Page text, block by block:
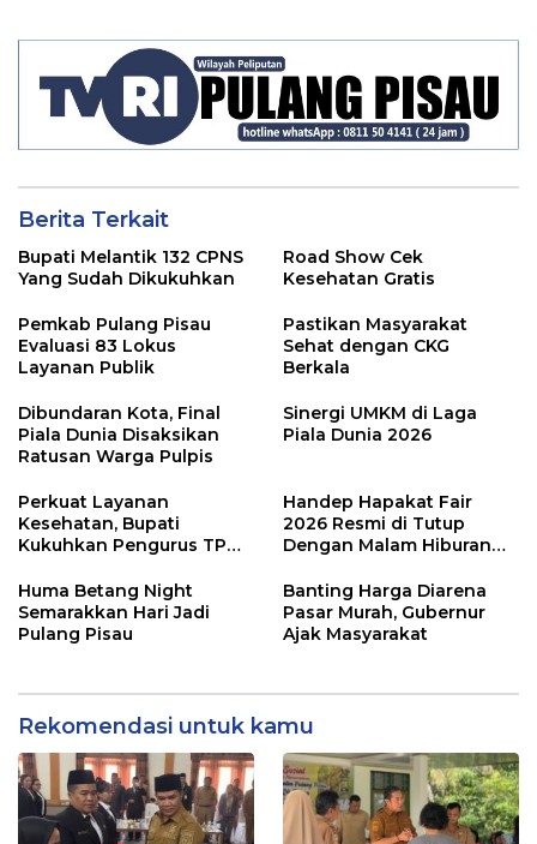
Berita Terkait
Bupati Melantik 132 CPNS
Yang Sudah Dikukuhkan
Road Show Cek
Kesehatan Gratis
Pemkab Pulang Pisau
Evaluasi 83 Lokus
Layanan Publik
Pastikan Masyarakat
Sehat dengan CKG
Berkala
Dibundaran Kota, Final
Piala Dunia Disaksikan
Ratusan Warga Pulpis
Sinergi UMKM di Laga
Piala Dunia 2026
Perkuat Layanan
Kesehatan, Bupati
Kukuhkan Pengurus TP
Handep Hapakat Fair
2026 Resmi di Tutup
Dengan Malam Hiburan
Huma Betang Night
Semarakkan Hari Jadi
Pulang Pisau
Banting Harga Diarena
Pasar Murah, Gubernur
Ajak Masyarakat
Rekomendasi untuk kamu